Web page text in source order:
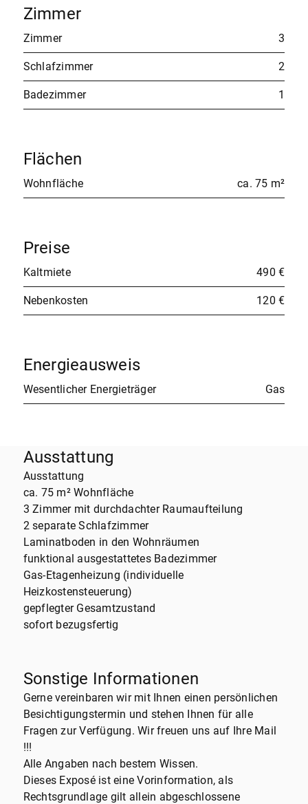
Zimmer
Zimmer 3
Schlafzimmer 2
Badezimmer 1
Flächen
Wohnfläche ca. 75 m²
Preise
Kaltmiete 490 €
Nebenkosten 120 €
Energieausweis
Wesentlicher Energieträger Gas
Ausstattung
Ausstattung
ca. 75 m² Wohnfläche
3 Zimmer mit durchdachter Raumaufteilung
2 separate Schlafzimmer
Laminatboden in den Wohnräumen
funktional ausgestattetes Badezimmer
Gas-Etagenheizung (individuelle
Heizkostensteuerung)
gepflegter Gesamtzustand
sofort bezugsfertig
Sonstige Informationen
Gerne vereinbaren wir mit Ihnen einen persönlichen
Besichtigungstermin und stehen Ihnen für alle
Fragen zur Verfügung. Wir freuen uns auf Ihre Mail
!!!
Alle Angaben nach bestem Wissen.
Dieses Exposé ist eine Vorinformation, als
Rechtsgrundlage gilt allein abgeschlossene